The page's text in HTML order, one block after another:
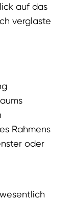
auf das
verglaste
Rahmens
oder